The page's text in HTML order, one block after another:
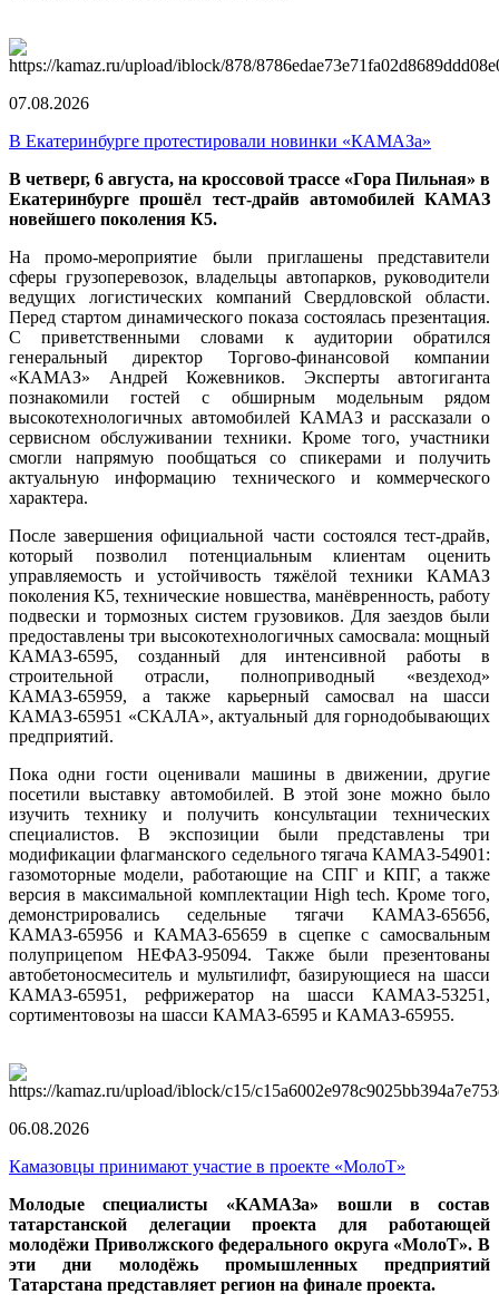
07.08.2026
В Екатеринбурге протестировали новинки «КАМАЗа»
В четверг, 6 августа, на кроссовой трассе «Гора Пильная» в
Екатеринбурге прошёл тест-драйв автомобилей КАМАЗ
новейшего поколения К5.
На промо-мероприятие были приглашены представители
сферы грузоперевозок, владельцы автопарков, руководители
ведущих логистических компаний Свердловской области.
Перед стартом динамического показа состоялась презентация.
С приветственными словами к аудитории обратился
генеральный директор Торгово-финансовой компании
«КАМАЗ» Андрей Кожевников. Эксперты автогиганта
познакомили гостей с обширным модельным рядом
высокотехнологичных автомобилей КАМАЗ и рассказали о
сервисном обслуживании техники. Кроме того, участники
смогли напрямую пообщаться со спикерами и получить
актуальную информацию технического и коммерческого
характера.
После завершения официальной части состоялся тест-драйв,
который позволил потенциальным клиентам оценить
управляемость и устойчивость тяжёлой техники КАМАЗ
поколения К5, технические новшества, манёвренность, работу
подвески и тормозных систем грузовиков. Для заездов были
предоставлены три высокотехнологичных самосвала: мощный
КАМАЗ-6595, созданный для интенсивной работы в
строительной отрасли, полноприводный «вездеход»
КАМАЗ-65959, а также карьерный самосвал на шасси
КАМАЗ-65951 «СКАЛА», актуальный для горнодобывающих
предприятий.
Пока одни гости оценивали машины в движении, другие
посетили выставку автомобилей. В этой зоне можно было
изучить технику и получить консультации технических
специалистов. В экспозиции были представлены три
модификации флагманского седельного тягача КАМАЗ-54901:
газомоторные модели, работающие на СПГ и КПГ, а также
версия в максимальной комплектации High tech. Кроме того,
демонстрировались седельные тягачи КАМАЗ-65656,
КАМАЗ-65956 и КАМАЗ-65659 в сцепке с самосвальным
полуприцепом НЕФАЗ-95094. Также были презентованы
автобетоносмеситель и мультилифт, базирующиеся на шасси
КАМАЗ-65951, рефрижератор на шасси КАМАЗ-53251,
сортиментовозы на шасси КАМАЗ-6595 и КАМАЗ-65955.
06.08.2026
Камазовцы принимают участие в проекте «МолоТ»
Молодые специалисты «КАМАЗа» вошли в состав
татарстанской делегации проекта для работающей
молодёжи Приволжского федерального округа «МолоТ». В
эти дни молодёжь промышленных предприятий
Татарстана представляет регион на финале проекта.